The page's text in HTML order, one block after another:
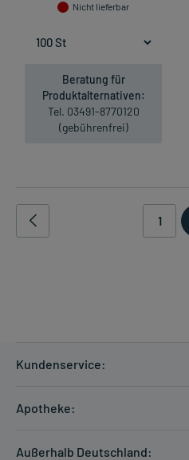
Nicht lieferbar
Beratung für
Produktalternativen:
Tel. 03491-8770120
(gebührenfrei)
1
Kundenservice:
Zahlungsarten
Apotheke:
Außerhalb Deutschland: